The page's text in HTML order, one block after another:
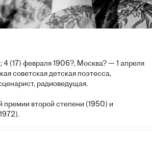
4 (17) февраля 1906?, Москва? — 1 апреля
советская детская поэтесса,
радиоведущая.
премии второй степени (1950) и